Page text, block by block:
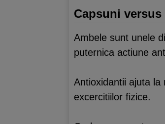
Capsuni versus
Ambele sunt unele
puternica actiune
Antioxidantii ajuta
excercitiilor fizice.